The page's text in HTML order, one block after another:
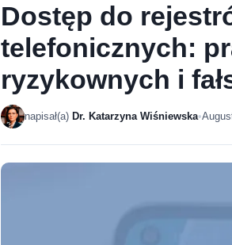
Dostęp do
telefonicznych:
ryzykownych i
napisał(a) Dr. Katarzyna Wiśniewska•